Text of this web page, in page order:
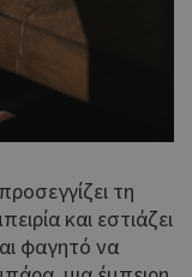
τη
και εστιάζει
φαγητό να